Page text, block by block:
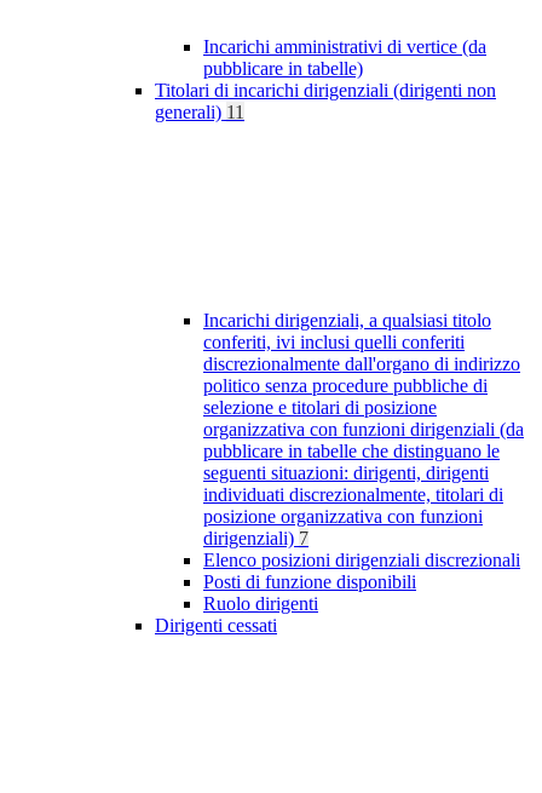
Incarichi amministrativi di vertice (da
pubblicare in tabelle)
Titolari di incarichi dirigenziali (dirigenti non
generali) 11
Incarichi dirigenziali, a qualsiasi titolo
conferiti, ivi inclusi quelli conferiti
discrezionalmente dall'organo di indirizzo
politico senza procedure pubbliche di
selezione e titolari di posizione
organizzativa con funzioni dirigenziali (da
pubblicare in tabelle che distinguano le
seguenti situazioni: dirigenti, dirigenti
individuati discrezionalmente, titolari di
posizione organizzativa con funzioni
dirigenziali) 7
Elenco posizioni dirigenziali discrezionali
Posti di funzione disponibili
Ruolo dirigenti
Dirigenti cessati